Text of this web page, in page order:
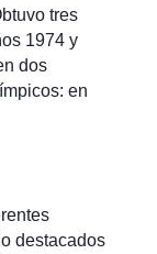
tres
1974 y
dos
en
destacados